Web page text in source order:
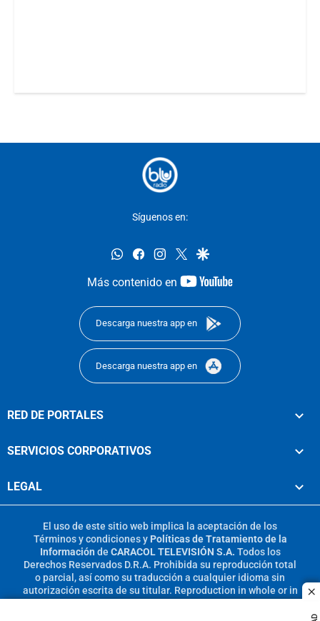
Síguenos en:
whatsappfacebookinstagram
twittergoogle
Más contenido en
youtube-
Descarga nuestra app en
Descarga nuestra app en
RED DE PORTALES
SERVICIOS CORPORATIVOS
LEGAL
El uso de este sitio web implica la aceptación de los
Términos y condicionesy Políticas de Tratamiento de la
Información de CARACOL TELEVISIÓN S.A. Todos los
Derechos Reservados D.R.A. Prohibida su reproducción total
o parcial, así como su traducción a cualquier idioma sin
autorización escrita de su titular. Reproduction in whole or in